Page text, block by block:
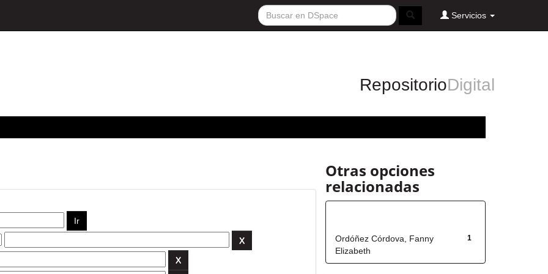
Servicios
RepositorioDigital
Otras opciones
relacionadas
1
Ordóñez Córdova, Fanny
Elizabeth